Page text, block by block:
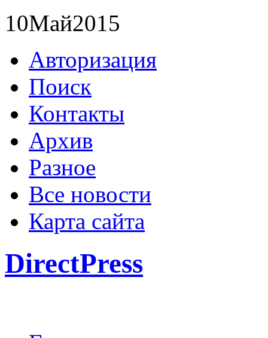
10Май2015
Авторизация
Поиск
Контакты
Архив
Разное
Все новости
Карта сайта
DirectPress